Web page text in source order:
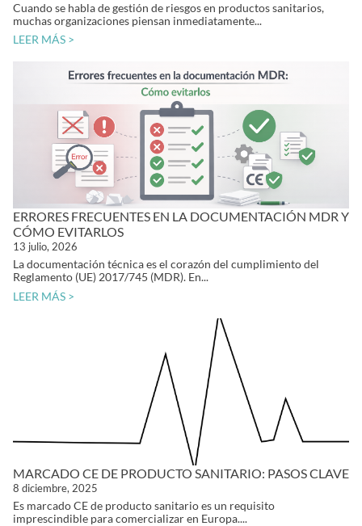
Cuando se habla de gestión de riesgos en productos sanitarios,
muchas organizaciones piensan inmediatamente...
LEER MÁS >
ERRORES FRECUENTES EN LA DOCUMENTACIÓN MDR Y
CÓMO EVITARLOS
13 julio, 2026
La documentación técnica es el corazón del cumplimiento del
Reglamento (UE) 2017/745 (MDR). En...
LEER MÁS >
MARCADO CE DE PRODUCTO SANITARIO: PASOS CLAVE
8 diciembre, 2025
Es marcado CE de producto sanitario es un requisito
imprescindible para comercializar en Europa....